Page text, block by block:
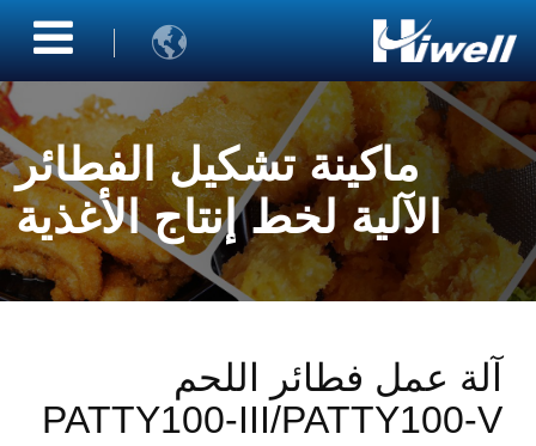

ماكينة تشكيل الفطائر
الآلية لخط إنتاج الأغذية
آلة عمل فطائر اللحم
PATTY100-III/PATTY100-V